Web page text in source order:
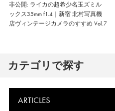
非公開: ライカの超希少名玉ズミル
ックス35mm f1.4｜新宿 北村写真機
店ヴィンテージカメラのすすめ Vol.7
カテゴリで探す
ARTICLES